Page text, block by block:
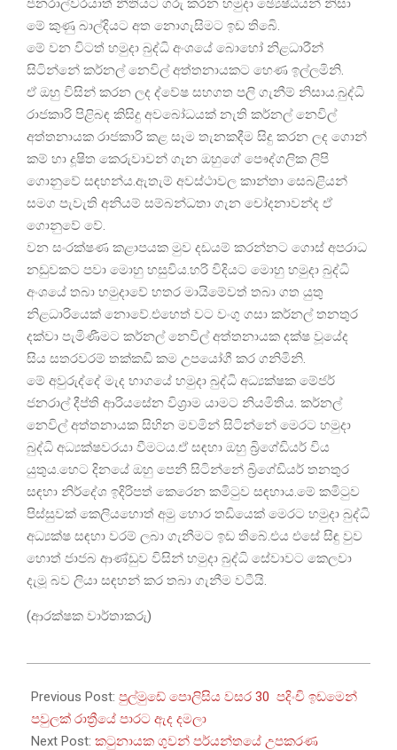
ජනරාල්වරයාත් නීතියට ගරු කරන හමුදා ඡ්‍යෙෂ්ඨයන් නිසා
මේ කුණු බාල්දියට අත නොගැසිමට ඉඩ තිබෙි.
මේ වන විටත් හමුදා බුද්ධි අංශයේ බොහෝ නිළධාරීන්
සිටින්නේ කර්නල් නෙවිල් අත්තනායකට හෙණ ඉල්ලමිනි.
ඒ ඔහු විසින් කරන ලද ද්වේෂ සහගත පලි ගැනීම් නිසාය.බුද්ධි
රාජකාරි පිළිබඳ කිසිදු අවබෝධයක් නැති කර්නල් නෙවිල්
අත්තනායක රාජකාරි කළ සෑම තැනකදීම සිදු කරන ලද ගොන්
කම් හා දූෂිත කෙරුවාවන් ගැන ඔහුගේ පෞද්ගලික ලිපි
ගොනුවේ සඳහන්ය.ඇතැම් අවස්ථාවල කාන්තා සෙබළියන්
සමග පැවැති අනියම් සම්බන්ධතා ගැන චෝදනාවන්ද ඒ
ගොනුවේ වේ.
වන සංරක්ෂණ කළාපයක මුව දඩයම් කරන්නට ගොස් අපරාධ
නඩුවකට පවා මොහු හසුවිය.හරි විදියට මොහු හමුදා බුද්ධි
අංශයේ තබා හමුදාවේ හතර මායිමේවත් තබා ගත යුතු
නිළධාරියෙක් නොවේ.එහෙත් වට වංගු ගසා කර්නල් තනතුර
දක්වා පැමිණීමට කර්නල් නෙවිල් අත්තනායක දක්ෂ වූයේද
සිය සතරවරම් තක්කඩි කම උපයෝගී කර ගනිමිනි.
මේ අවුරුද්දේ මැද භාගයේ හමුදා බුද්ධි අධ්‍යක්ෂක මේජර්
ජනරාල් දීප්ති ආරියසේන විශ්‍රාම යාමට නියමිතිය. කර්නල්
නෙවිල් අත්තනායක සිහින මවමින් සිටින්නේ මෙරට හමුදා
බුද්ධි අධ්‍යක්ෂවරයා වීමටය.ඒ සඳහා ඔහු බ්‍රිගේඩියර් විය
යුතුය.⁣හෙට දිනයේ ඔහු පෙනී සිටින්නේ බ්‍රිගේඩියර් තනතුර
සඳහා නිර්දේශ ඉදිරිපත් කෙරෙන කමිටුව සඳහාය.මේ කමිටුව
පිස්සුවක් කෙලියහොත් අමු හොර තඩියෙක් මෙරට හමුදා බුද්ධි
අධ්‍යක්ෂ සඳහා වරම් ලබා ගැනීමට ඉඩ තිබේ.එය එසේ සිඳු වුව
හොත් ජාජබ ආණ්ඩුව විසින් හමුදා බුද්ධි සේ⁣වාවට කෙලවා
දැමූ බව ලියා සඳහන් කර තබා ගැනීම වටීයි.
(ආරක්ෂක වාර්තාකරු)
02-
23
Previous Post: පුල්මුඩේ පොලිසිය වසර 30 පදිංචි ඉඩමෙන්
පවුලක් රාත්‍රීයේ පාරට ඇද දමලා
Next Post: කටුනායක ගුවන් පර්යන්තයේ උපකරණ